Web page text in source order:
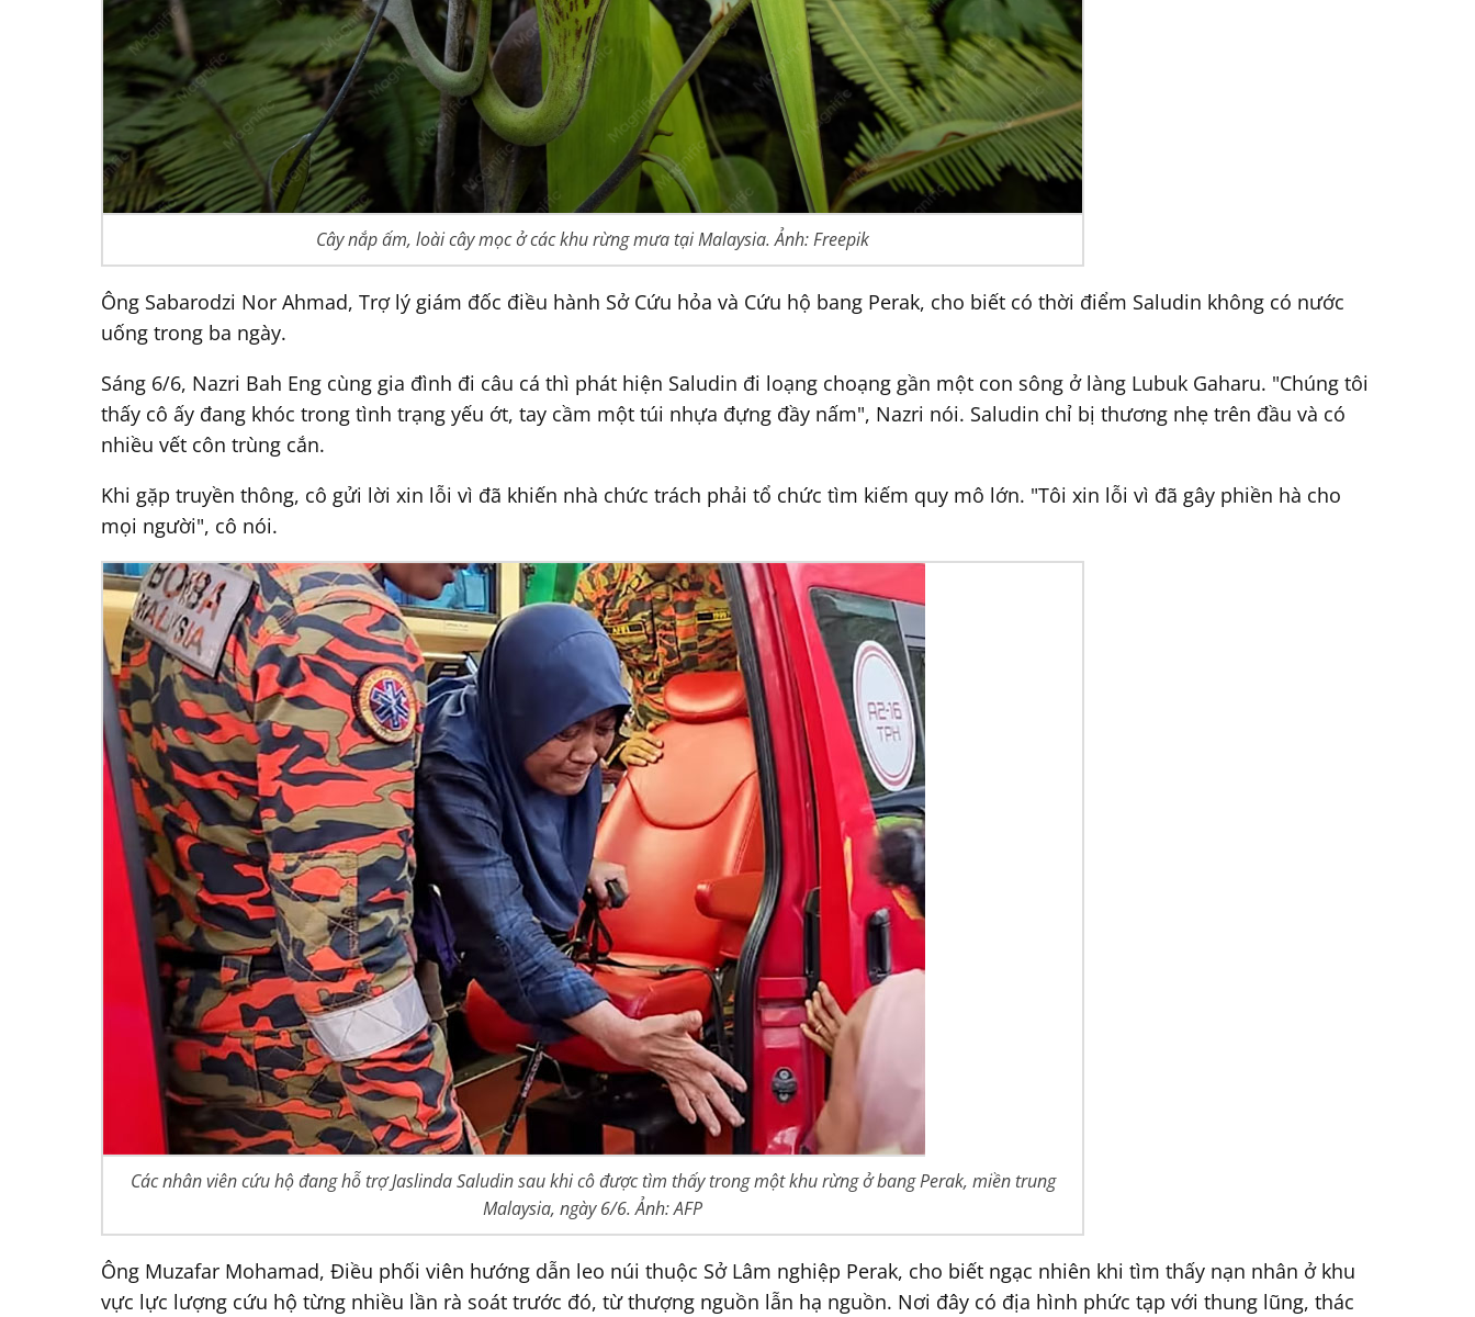
Cây nắp ấm, loài cây mọc ở các khu rừng mưa tại Malaysia. Ảnh: Freepik
Ông Sabarodzi Nor Ahmad, Trợ lý giám đốc điều hành Sở Cứu hỏa và Cứu hộ bang Perak, cho biết có thời điểm Saludin không có nước
uống trong ba ngày.
Sáng 6/6, Nazri Bah Eng cùng gia đình đi câu cá thì phát hiện Saludin đi loạng choạng gần một con sông ở làng Lubuk Gaharu. "Chúng tôi
thấy cô ấy đang khóc trong tình trạng yếu ớt, tay cầm một túi nhựa đựng đầy nấm", Nazri nói. Saludin chỉ bị thương nhẹ trên đầu và có
nhiều vết côn trùng cắn.
Khi gặp truyền thông, cô gửi lời xin lỗi vì đã khiến nhà chức trách phải tổ chức tìm kiếm quy mô lớn. "Tôi xin lỗi vì đã gây phiền hà cho
mọi người", cô nói.
Các nhân viên cứu hộ đang hỗ trợ Jaslinda Saludin sau khi cô được tìm thấy trong một khu rừng ở bang Perak, miền trung
Malaysia, ngày 6/6. Ảnh: AFP
Ông Muzafar Mohamad, Điều phối viên hướng dẫn leo núi thuộc Sở Lâm nghiệp Perak, cho biết ngạc nhiên khi tìm thấy nạn nhân ở khu
vực lực lượng cứu hộ từng nhiều lần rà soát trước đó, từ thượng nguồn lẫn hạ nguồn. Nơi đây có địa hình phức tạp với thung lũng, thác